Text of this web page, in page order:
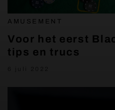
AMUSEMENT
Voor het eerst
tips en trucs